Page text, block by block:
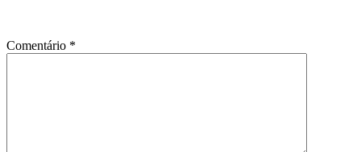
Comentário *